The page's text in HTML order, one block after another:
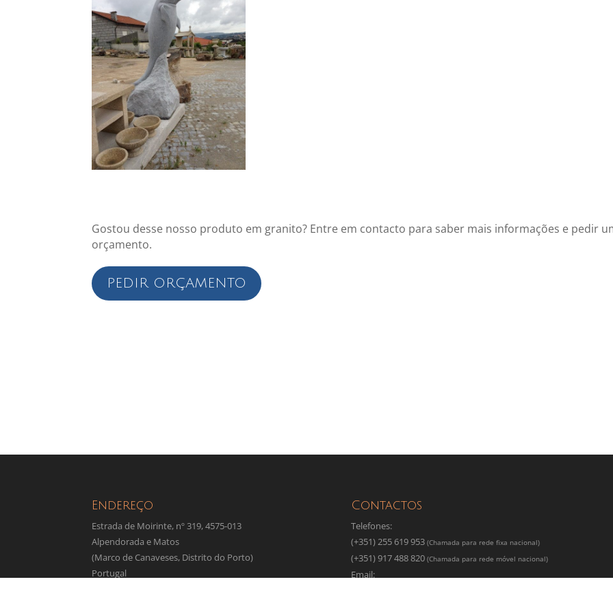
Gostou desse nosso produto em granito? Entre em contacto para saber mais informações e pedir
orçamento.
PEDIR ORÇAMENTO
Endereço
Estrada de Moirinte, nº 319, 4575-013
Alpendorada e Matos
(Marco de Canaveses, Distrito do Porto)
Portugal
Contactos
Telefones:
(+351) 255 619 953 (Chamada para rede fixa nacional)
(+351) 917 488 820 (Chamada para rede móvel nacional)
Email: